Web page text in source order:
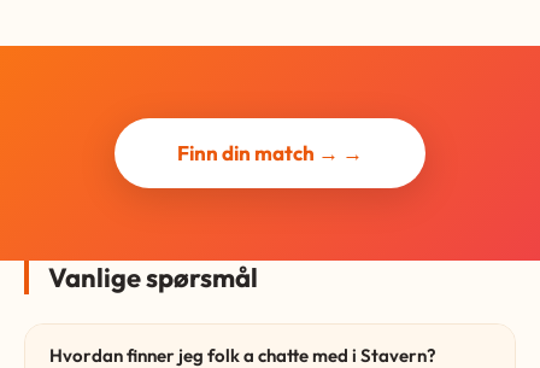
Finn din match → →
Vanlige spørsmål
Hvordan finner jeg folk a chatte med i Stavern?